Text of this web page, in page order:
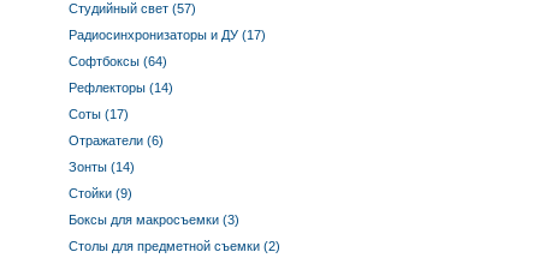
Студийный свет (57)
Радиосинхронизаторы и ДУ (17)
Софтбоксы (64)
Рефлекторы (14)
Соты (17)
Отражатели (6)
Зонты (14)
Стойки (9)
Боксы для макросъемки (3)
Столы для предметной съемки (2)